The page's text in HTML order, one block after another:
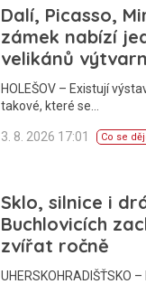
Dalí, Picasso,
zámek nabízí
velikánů
HOLEŠOV – Existují
takové, které se…
3. 8. 2026 17:01 Co se
Sklo, silnice i
Buchlovicích
zvířat ročně
UHERSKOHRADIŠŤSKO